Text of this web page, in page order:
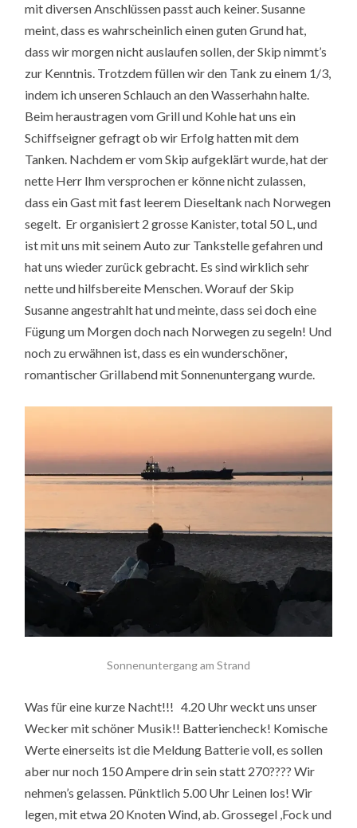
mit diversen Anschlüssen passt auch keiner. Susanne
meint, dass es wahrscheinlich einen guten Grund hat,
dass wir morgen nicht auslaufen sollen, der Skip nimmt’s
zur Kenntnis. Trotzdem füllen wir den Tank zu einem 1/3,
indem ich unseren Schlauch an den Wasserhahn halte.
Beim heraustragen vom Grill und Kohle hat uns ein
Schiffseigner gefragt ob wir Erfolg hatten mit dem
Tanken. Nachdem er vom Skip aufgeklärt wurde, hat der
nette Herr Ihm versprochen er könne nicht zulassen,
dass ein Gast mit fast leerem Dieseltank nach Norwegen
segelt. Er organisiert 2 grosse Kanister, total 50 L, und
ist mit uns mit seinem Auto zur Tankstelle gefahren und
hat uns wieder zurück gebracht. Es sind wirklich sehr
nette und hilfsbereite Menschen. Worauf der Skip
Susanne angestrahlt hat und meinte, dass sei doch eine
Fügung um Morgen doch nach Norwegen zu segeln! Und
noch zu erwähnen ist, dass es ein wunderschöner,
romantischer Grillabend mit Sonnenuntergang wurde.
Sonnenuntergang am Strand
Was für eine kurze Nacht!!! 4.20 Uhr weckt uns unser
Wecker mit schöner Musik!! Batteriencheck! Komische
Werte einerseits ist die Meldung Batterie voll, es sollen
aber nur noch 150 Ampere drin sein statt 270???? Wir
nehmen’s gelassen. Pünktlich 5.00 Uhr Leinen los! Wir
legen, mit etwa 20 Knoten Wind, ab. Grossegel ,Fock und